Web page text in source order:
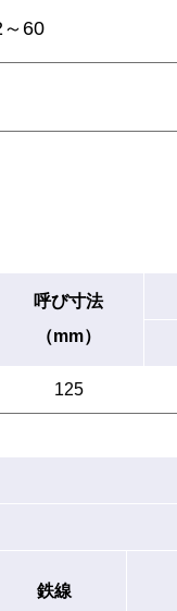
60
呼び寸法
（mm）
125
鉄線